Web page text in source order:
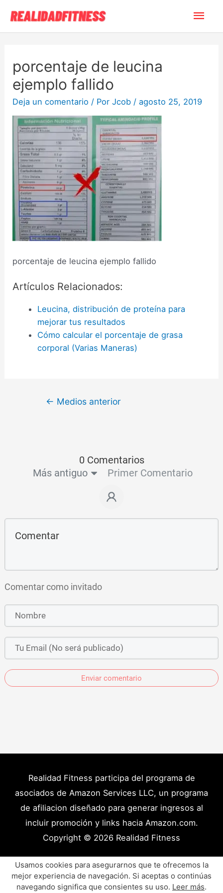
porcentaje de leucina
ejemplo fallido
Deja un comentario / PorJcob /agosto 25, 2019
porcentaje de leucina ejemplo fallido
Artículos Relacionados:
Leucina, distribución de proteína para
mejorar tus resultados
Cómo calcular el porcentaje de grasa
corporal (Varias Maneras)
← Medios anterior
0 Comentarios
Más antiguo
Primer Comentario
Comentar como invitado
Enviar comentario
Realidad Fitness participa del programa de
asociados de Amazon Services LLC, un programa
de afiliacion diseñado para generar ingresos al
incluir promoción y links hacia Amazon.com.
Copyright © 2026 Realidad Fitness
Políticas de Privacidad – Términos y Condiciones
Disclaimer Médico
Contacto
Artículos
Productos y Recursos Recomendados
Usamos cookies para asegurarnos que te ofrecemos la
mejor experiencia de navegación. Si aceptas o continúas
navegando significa que consientes su uso. Leer más.